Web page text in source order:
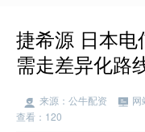
捷希源 日本电
需走差异化路
来源：公牛配资 网
查看：120